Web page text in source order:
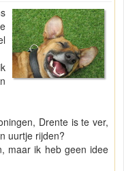
Drente is te ver,
uurtje rijden?
maar ik heb geen idee